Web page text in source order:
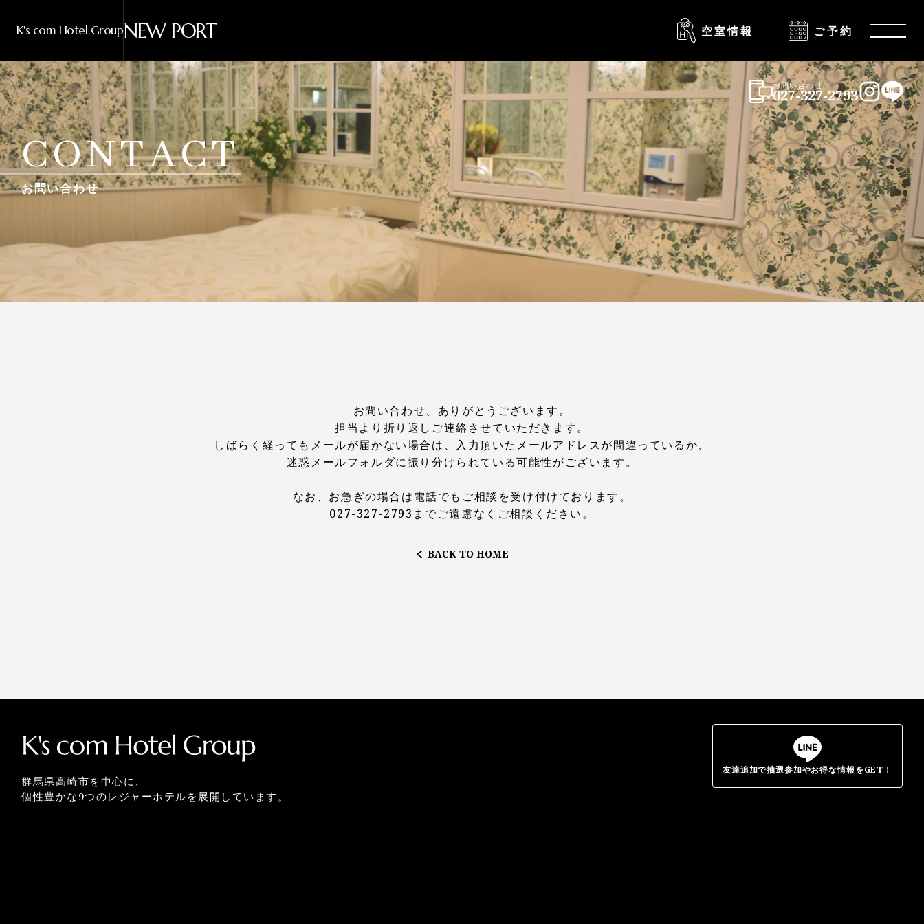
K's com Hotel GroupNEW PORT 空室情報 ご予約 Menu
お問い合わせ
027-327-2793 Instagram
LINE
CONTACT
お問い合わせ
お問い合わせ、ありがとうございます。
担当より折り返しご連絡させていただきます。
しばらく経ってもメールが届かない場合は、 入力頂いたメールアドレスが間違っているか、
迷惑メールフォルダに振り分けられている可能性がございます。
なお、お急ぎの場合は電話でも ご相談を受け付けております。
027-327-2793までご遠慮なくご相談ください。
BACK TO HOME
群馬県高崎市を中心に、
個性豊かな9つのレジャーホテルを展開しています。
友達追加で抽選参加やお得な情報をGET！